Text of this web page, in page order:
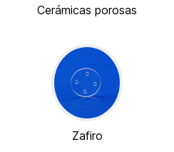
Cerámicas porosas
Zafiro